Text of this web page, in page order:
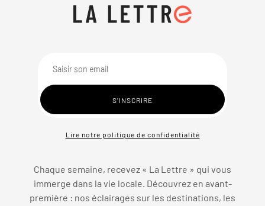
Lire notre politique de confidentialité
Chaque semaine, recevez « La Lettre » qui vous
immerge dans la vie locale. Découvrez en avant-
première : nos éclairages sur les destinations, les